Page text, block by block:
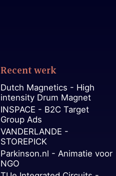
Recent werk
Dutch Magnetics - High
intensity Drum Magnet
INSPACE - B2C Target
Group Ads
VANDERLANDE -
STOREPICK
Parkinson.nl - Animatie voor
NGO